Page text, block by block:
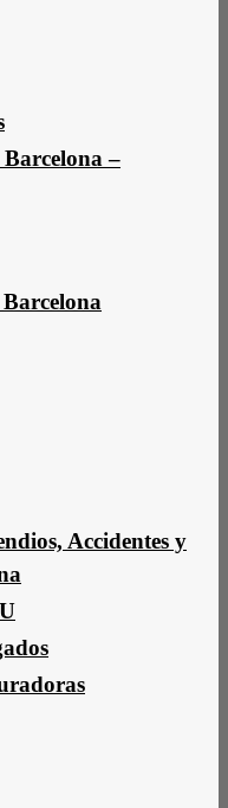
–
Accidentes y